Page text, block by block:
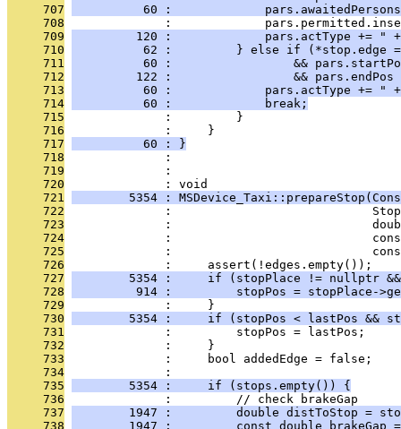
     707
60 :
     708
:
     709
120 :             pars.actType += "
     710
62 :         } else if (*stop.edge
     711
60 :                 &&
     712
122 :                 && pars.endPos
     713
60 :             pars.actType += "
     714
          60 :             break;
     715
              :         }
     716
              :     }
     717
          60 : }
     718
              :
     719
              :
     720
              : void
     721
5354 :
     722
:
     723
:
     724
:
     725
:
     726
              :     assert(!edges.empty());
     727
5354 :     if (stopPlace != nullptr
     728
914 :         stopPos = stopPlace-
     729
              :     }
     730
5354 :     if (stopPos < lastPos &&
     731
              :         stopPos = lastPos;
     732
              :     }
     733
              :     bool addedEdge = false;
     734
              :
     735
        5354 :     if (stops.empty()) {
     736
              :         // check brakeGap
     737
1947 :         double distToStop =
     738
1947 :         const double brakeGap